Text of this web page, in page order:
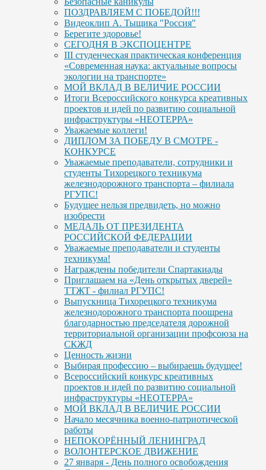
ПОЗДРАВЛЯЕМ С ПОБЕДОЙ!!!
Видеоклип А. Тыщика "Россия"
Берегите здоровье!
СЕГОДНЯ В ЭКСПОЦЕНТРЕ
III студенческая практическая конференция
«Современная наука: актуальные вопросы
экологии на транспорте»
МОЙ ВКЛАД В ВЕЛИЧИЕ РОССИИ
Итоги Всероссийского конкурса креативных
проектов и идей по развитию социальной
инфраструктуры «НЕОТЕРРА»
Уважаемые коллеги!
ДИПЛОМ ЗА ПОБЕДУ В СМОТРЕ -
КОНКУРСЕ
Уважаемые преподаватели, сотрудники и
студенты Тихорецкого техникума
железнодорожного транспорта – филиала
РГУПС!
Будущее нельзя предвидеть, но можно
изобрести
МЕДАЛЬ ОТ ПРЕЗИДЕНТА
РОССИЙСКОЙ ФЕДЕРАЦИИ
Уважаемые преподаватели и студенты
техникума!
Награждены победители Спартакиады
Приглашаем на «День открытых дверей»
ТТЖТ - филиал РГУПС!
Выпускница Тихорецкого техникума
железнодорожного транспорта поощрена
благодарностью председателя дорожной
территориальной организации профсоюза на
СКЖД
Ценность жизни
Выбирая профессию – выбираешь будущее!
Всероссийский конкурс креативных
проектов и идей по развитию социальной
инфраструктуры «НЕОТЕРРА»
МОЙ ВКЛАД В ВЕЛИЧИЕ РОССИИ
Начало месячника военно-патриотической
работы
НЕПОКОРЁННЫЙ ЛЕНИНГРАД
ВОЛОНТЕРСКОЕ ДВИЖЕНИЕ
27 января - День полного освобождения